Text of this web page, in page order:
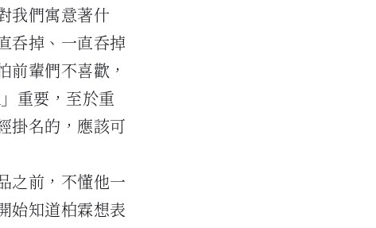
我們寓意著什
吞掉、一直吞掉
輩們不喜歡，
重要，至於重
掛名的，應該可
之前，不懂他一
始知道柏霖想表